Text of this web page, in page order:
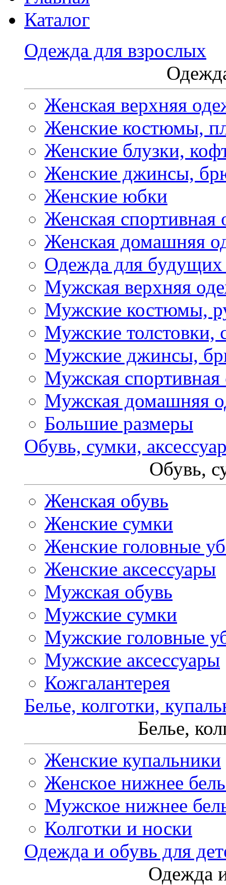
Каталог
Одежда для взрослых
Женская верхняя
Женские костюмы,
Женские блузки,
Женские джинсы,
Женские юбки
Женская спортивная
Женская домашняя
Одежда для
Мужская верхняя
Мужские костюмы,
Мужские толстовки,
Мужские джинсы,
Мужская спортивная
Мужская домашняя
Большие размеры
Обувь, сумки,
Обувь,
Женская обувь
Женские сумки
Женские головные
Женские аксессуары
Мужская обувь
Мужские сумки
Мужские головные
Мужские аксессуары
Кожгалантерея
Белье, колготки,
Белье,
Женские купальники
Женское нижнее
Мужское нижнее
Колготки и носки
Одежда и обувь для
Одежда